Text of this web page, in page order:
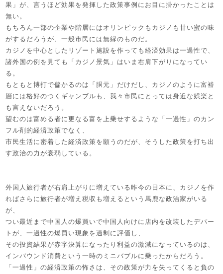
果」が、言うほど効果を発揮した政策事例にお目に掛かったことは
無い。
もちろん一部の企業や階層にはオリンピックもカジノも甘い蜜の味
がするだろうが、一般市民には無縁のものだ。
カジノを中心としたリゾート施設を作っても経済効果は一過性で、
諸外国の例を見ても「カジノ景気」はいま右肩下がりになってい
る。
もともと博打で儲かるのは「胴元」だけだし、カジノのように富裕
層には格好のつくギャンブルも、我々市民にとっては身近な娯楽と
も言えないだろう。
望むのは富める者に更なる富を上乗せするような「一過性」のカン
フル剤的経済政策でなく、
市民生活に密着した経済政策を願うのだが、そうした政策を打ち出
す政治の力が衰弱している。
外国人旅行者が右肩上がりに増えている昨今の日本に、カジノを作
ればさらに旅行者が増え税収も増えるという馬鹿な政治家がいる
が、
つい最近まで中国人の爆買いで中国人向けに店内を改装したデパー
トが、一過性の爆買い現象を過剰に評価し、
その投資結果が赤字決算になったり利益の激減になっているのは、
インバウンド消費という一時のミニバブルに乗ったからだろう。
「一過性」の経済政策の怖さは、その政策が力を失ってくると負の